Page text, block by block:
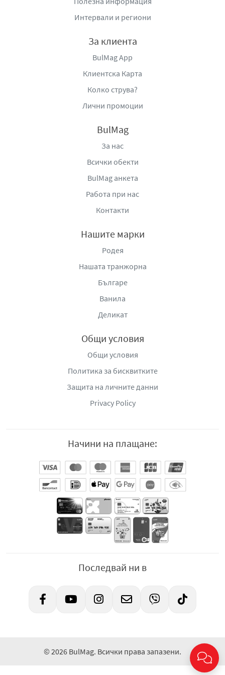
Прекомерното излагане на слънце е опасно.
Слънцезащитният продукт не осигурява 100% защита.
Интервали и региони
За клиента
BulMag App
Клиентска Карта
Колко струва?
Лични промоции
BulMag
За нас
Всички обекти
BulMag анкета
Работа при нас
Контакти
Нашите марки
Родея
Нашата транжорна
Българе
Ванила
Деликат
Общи условия
Общи условия
Политика за бисквитките
Защита на личните данни
Privacy Policy
Начини на плащане:
Последвай ни в
© 2026 BulMag. Всички права запазени.